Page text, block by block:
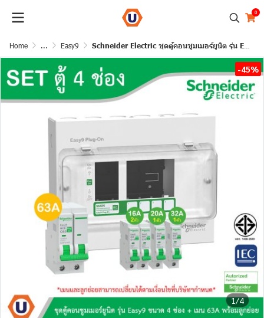
0
Home ... Easy9 Schneider Electric ชุดตู้คอนชูมเมอร์ยูนิต รุ่น Easy9 Plug-On ขนาด 4 ช่อง + เมนเบรกเกอร์ 63A
1/4
-45%